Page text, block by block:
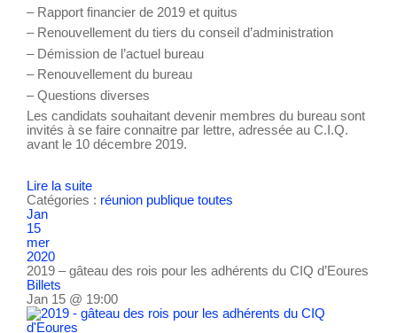
– Rapport financier de 2019 et quitus
– Renouvellement du tiers du conseil d’administration
– Démission de l’actuel bureau
– Renouvellement du bureau
– Questions diverses
Les candidats souhaitant devenir membres du bureau sont
invités à se faire connaitre par lettre, adressée au C.I.Q.
avant le 10 décembre 2019.
Lire la suite
Catégories : réunion publique toutes
Jan
15
mer
2020
2019 – gâteau des rois pour les adhérents du CIQ d’Eoures
Billets
Jan 15 @ 19:00